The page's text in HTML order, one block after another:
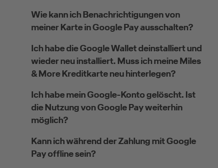
Wie kann ich Benachrichtigungen von
meiner Karte in Google Pay ausschalten?
Ich habe die Google Wallet deinstalliert und
wieder neu installiert. Muss ich meine Miles
& More Kreditkarte neu hinterlegen?
Ich habe mein Google-Konto gelöscht. Ist
die Nutzung von Google Pay weiterhin
möglich?
Kann ich während der Zahlung mit Google
Pay offline sein?